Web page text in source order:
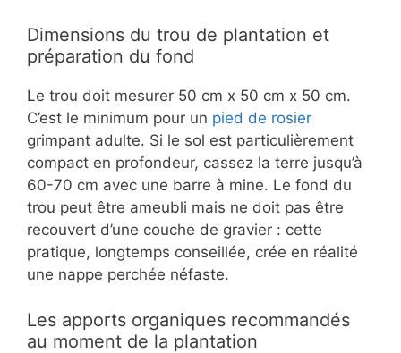
Dimensions du trou de plantation et
préparation du fond
Le trou doit mesurer 50 cm x 50 cm x 50 cm.
C’est le minimum pour un pied de rosier
grimpant adulte. Si le sol est particulièrement
compact en profondeur, cassez la terre jusqu’à
60-70 cm avec une barre à mine. Le fond du
trou peut être ameubli mais ne doit pas être
recouvert d’une couche de gravier : cette
pratique, longtemps conseillée, crée en réalité
une nappe perchée néfaste.
Les apports organiques recommandés
au moment de la plantation